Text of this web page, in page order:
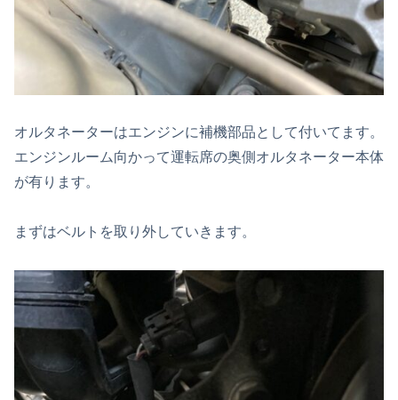
オルタネーターはエンジンに補機部品として付いてます。
エンジンルーム向かって運転席の奥側オルタネーター本体
が有ります。
まずはベルトを取り外していきます。